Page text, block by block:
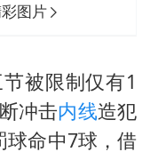
图片
被限制仅有1
冲击内线造犯
球命中7球，借